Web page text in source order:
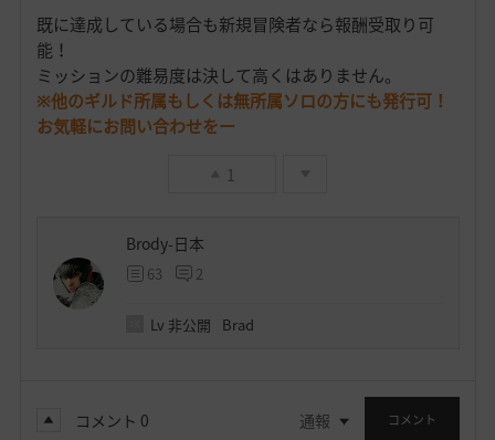
既に達成している場合も新規冒険者なら報酬受取り可
能！
ミッションの難易度は決して高くはありません。
※他のギルド所属もしくは無所属ソロの方にも発行可！
お気軽にお問い合わせをー
1
Brody-日本
63 2
Lv 非公開 Brad
コメント 0 通報 コメント